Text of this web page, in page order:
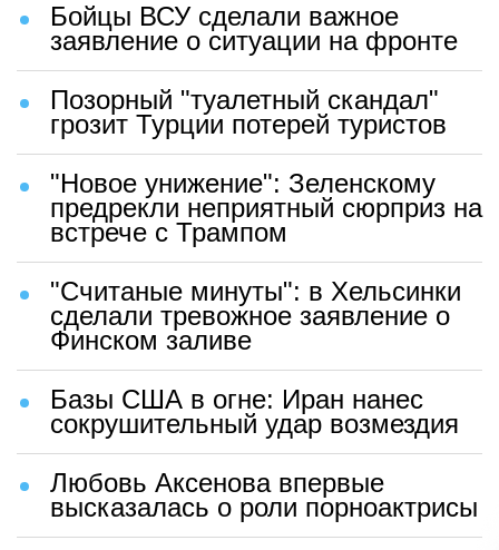
Бойцы ВСУ сделали важное
заявление о ситуации на фронте
Позорный "туалетный скандал"
грозит Турции потерей туристов
"Новое унижение": Зеленскому
предрекли неприятный сюрприз на
встрече с Трампом
"Считаные минуты": в Хельсинки
сделали тревожное заявление о
Финском заливе
Базы США в огне: Иран нанес
сокрушительный удар возмездия
Любовь Аксенова впервые
высказалась о роли порноактрисы